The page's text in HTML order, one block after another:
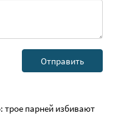
трое парней избивают